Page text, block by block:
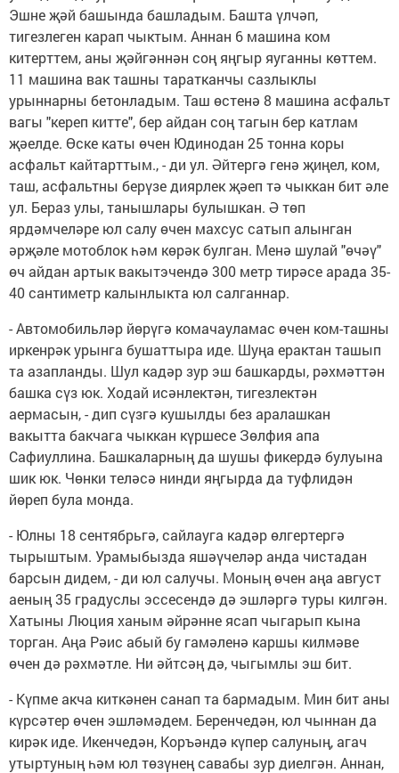
Эшне җәй башында башладым. Башта үлчәп,
тигезлеген карап чыктым. Аннан 6 машина ком
китерттем, аны җәйгәннән соң яңгыр яуганны көттем.
11 машина вак ташны таратканчы сазлыклы
урыннарны бетонладым. Таш өстенә 8 машина асфальт
вагы "кереп китте", бер айдан соң тагын бер катлам
җәелде. Өске каты өчен Юдинодан 25 тонна коры
асфальт кайтарттым., - ди ул. Әйтергә генә җиңел, ком,
таш, асфальтны берүзе диярлек җәеп тә чыккан бит әле
ул. Бераз улы, танышлары булышкан. Ә төп
ярдәмчеләре юл салу өчен махсус сатып алынган
әрҗәле мотоблок һәм көрәк булган. Менә шулай "өчәү"
өч айдан артык вакытэчендә 300 метр тирәсе арада 35-
40 сантиметр калынлыкта юл салганнар.
- Автомобильләр йөрүгә комачауламас өчен ком-ташны
иркенрәк урынга бушаттыра иде. Шуңа ерактан ташып
та азапланды. Шул кадәр зур эш башкарды, рәхмәттән
башка сүз юк. Ходай исәнлектән, тигезлектән
аермасын, - дип сүзгә кушылды без аралашкан
вакытта бакчага чыккан күршесе Зөлфия апа
Сафиуллина. Башкаларның да шушы фикердә булуына
шик юк. Чөнки теләсә нинди яңгырда да туфлидән
йөреп була монда.
- Юлны 18 сентябрьгә, сайлауга кадәр өлгертергә
тырыштым. Урамыбызда яшәүчеләр анда чистадан
барсын дидем, - ди юл салучы. Моның өчен аңа август
аеның 35 градуслы эссесендә дә эшләргә туры килгән.
Хатыны Люция ханым әйрәнне ясап чыгарып кына
торган. Аңа Рәис абый бу гамәленә каршы килмәве
өчен дә рәхмәтле. Ни әйтсәң дә, чыгымлы эш бит.
- Күпме акча киткәнен санап та бармадым. Мин бит аны
күрсәтер өчен эшләмәдем. Беренчедән, юл чыннан да
кирәк иде. Икенчедән, Коръәндә күпер салуның, агач
утыртуның һәм юл төзүнең савабы зур диелгән. Аннан,